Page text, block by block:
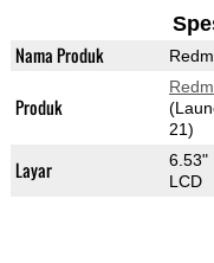
Nama Produk
Produk
21)
Layar
6.53"
LCD